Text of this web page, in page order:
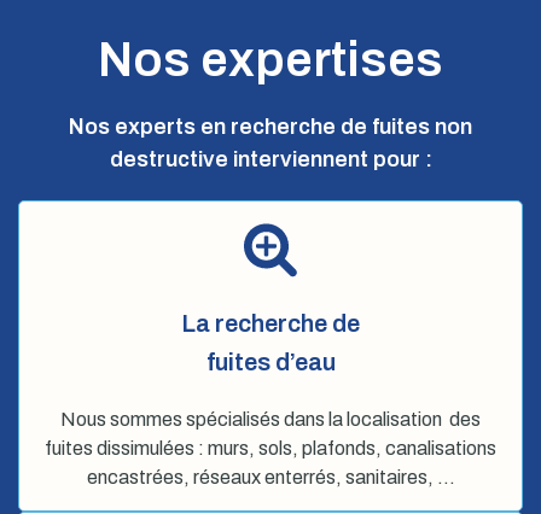
Nos expertises
Nos experts en recherche de fuites non
destructive interviennent pour :
La recherche de
fuites d’eau
Nous sommes spécialisés dans la localisation des
fuites dissimulées : murs, sols, plafonds, canalisations
encastrées, réseaux enterrés, sanitaires, …